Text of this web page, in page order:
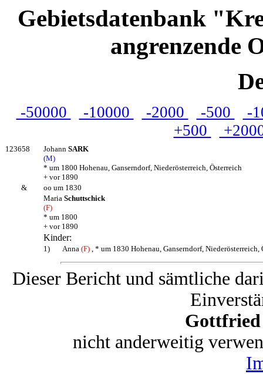
Gebietsdatenbank
angrenzende
-50000 -10000 -2000 -500
-
+500
123658 Johann SARK
(M)
* um 1800 Hohenau, Ganserndorf, Niederösterreich, Österreich
+ vor 1890
&
oo um 1830
Maria Schuttschick
(F)
* um 1800
+ vor 1890
Kinder:
1) Anna (F) , * um 1830 Hohenau, Ganserndorf,
Dieser Bericht und sämtliche
Gottfried
nicht anderweitig